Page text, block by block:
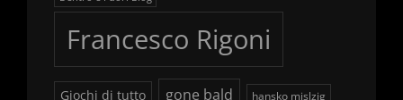
Francesco Rigoni
Giochi di tutto gone bald hansko mislzig